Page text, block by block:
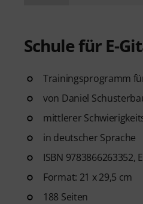
Schule für E-
Trainingsprogramm
von Daniel
mittlerer
in deutscher Sprache
ISBN 9783866263352,
Format: 21 x 29,5 cm
188 Seiten